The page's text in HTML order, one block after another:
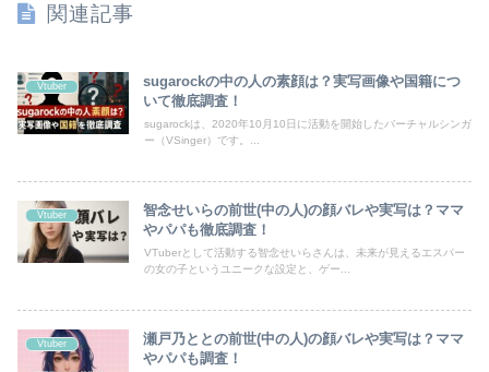
関連記事
Vtuber
sugarockの中の人の素顔は？実写画像や国籍につ
いて徹底調査！
sugarockは、2020年10月10日に活動を開始したバーチャルシンガ
ー（VSinger）です。...
Vtuber
智念せいらの前世(中の人)の顔バレや実写は？ママ
やパパも徹底調査！
VTuberとして活動する智念せいらさんは、未来が見えるエスパー
の女の子というユニークな設定と、ゲー...
Vtuber
瀬戸乃ととの前世(中の人)の顔バレや実写は？ママ
やパパも調査！